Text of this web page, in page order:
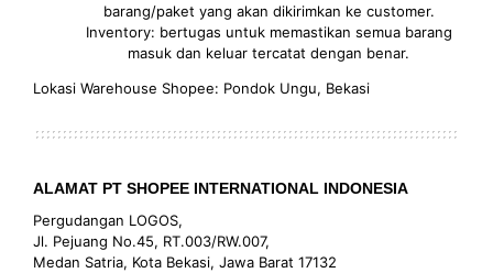
barang/paket yang akan dikirimkan ke customer.
Inventory: bertugas untuk memastikan semua barang
masuk dan keluar tercatat dengan benar.
Lokasi Warehouse Shopee: Pondok Ungu, Bekasi
ALAMAT PT SHOPEE INTERNATIONAL INDONESIA
Pergudangan LOGOS,
Jl. Pejuang No.45, RT.003/RW.007,
Medan Satria, Kota Bekasi, Jawa Barat 17132